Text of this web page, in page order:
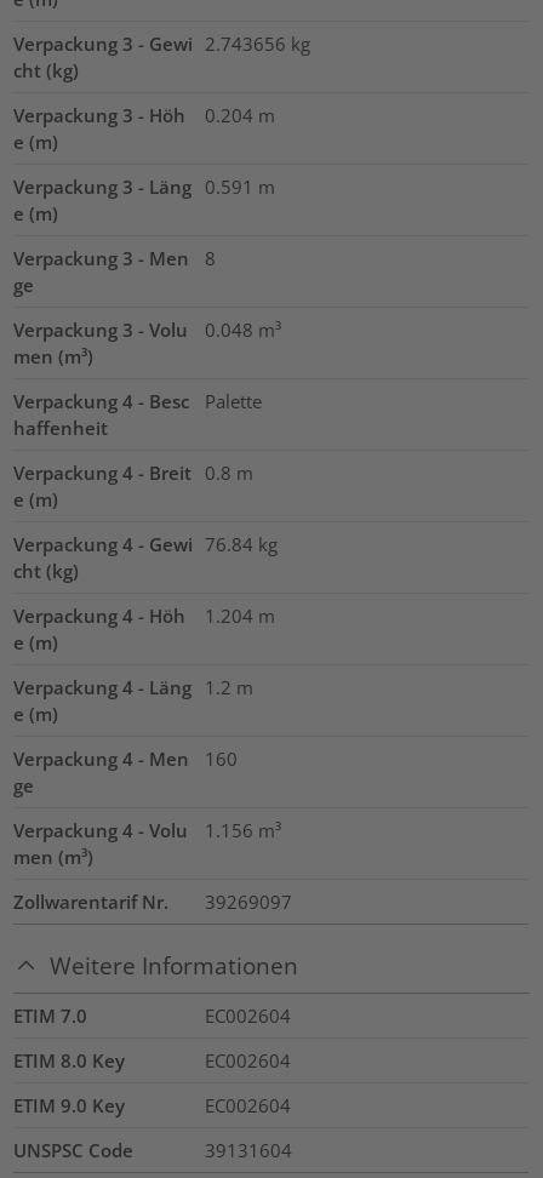
Verpackung 3 - Gewi
cht (kg)
2.743656 kg
Verpackung 3 - Höh
e (m)
0.204 m
Verpackung 3 - Läng
e (m)
0.591 m
Verpackung 3 - Men
ge
8
Verpackung 3 - Volu
men (m³)
0.048 m³
Verpackung 4 - Besc
haffenheit
Palette
Verpackung 4 - Breit
e (m)
0.8 m
Verpackung 4 - Gewi
cht (kg)
76.84 kg
Verpackung 4 - Höh
e (m)
1.204 m
Verpackung 4 - Läng
e (m)
1.2 m
Verpackung 4 - Men
ge
160
Verpackung 4 - Volu
men (m³)
1.156 m³
Zollwarentarif Nr. 39269097
Weitere Informationen
ETIM 7.0
EC002604
ETIM 8.0 Key
EC002604
ETIM 9.0 Key
EC002604
UNSPSC Code
39131604